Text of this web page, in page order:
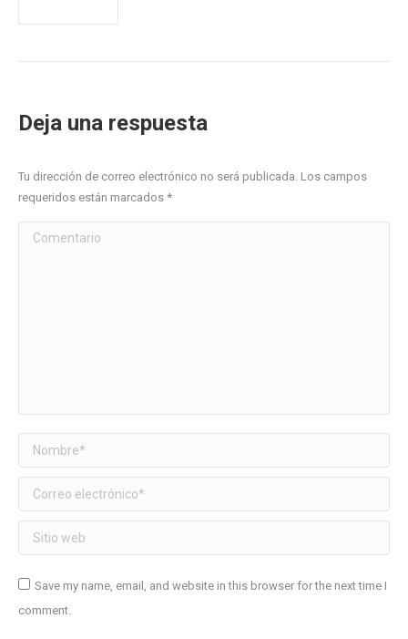
Deja una respuesta
Tu dirección de correo electrónico no será publicada. Los campos
requeridos están marcados *
Comentario
Nombre *
Correo electrónico *
Sitio web
Save my name, email, and website in this browser for the next time I
comment.